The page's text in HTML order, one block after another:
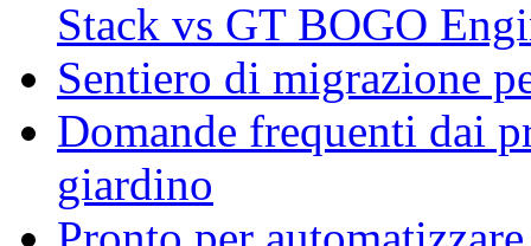
Stack vs GT BOGO
Sentiero di migrazione
Domande frequenti dai
giardino